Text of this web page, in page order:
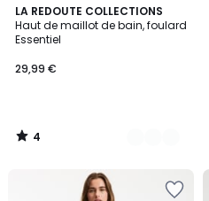
LA REDOUTE COLLECTIONS
Haut de maillot de bain, foulard
Essentiel
29,99 €
4
/
5
2
Couleurs
4
/